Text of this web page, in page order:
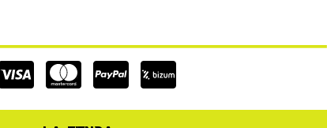
Cc-
visa
Cc-
mastercard
Cc-
paypal